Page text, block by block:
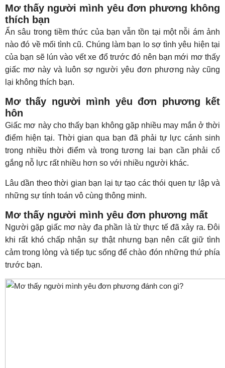
Mơ thấy người mình yêu đơn phương không
thích bạn
Ẩn sâu trong tiềm thức của bạn vẫn tồn tại một nỗi ám ảnh
nào đó về mối tình cũ. Chúng làm bạn lo sợ tình yêu hiện tại
của bạn sẽ lún vào vết xe đổ trước đó nên bạn mới mơ thấy
giấc mơ này và luôn sợ người yêu đơn phương này cũng
lại không thích bạn.
Mơ thấy người mình yêu đơn phương kết
hôn
Giấc mơ này cho thấy bạn không gặp nhiều may mắn ở thời
điểm hiện tại. Thời gian qua bạn đã phải tự lực cánh sinh
trong nhiều thời điểm và trong tương lai bạn cần phải cố
gắng nỗ lực rất nhiều hơn so với nhiều người khác.
Lâu dần theo thời gian bạn lại tự tạo các thói quen tự lập và
những sự tính toán vô cùng thông minh.
Mơ thấy người mình yêu đơn phương mất
Người gặp giấc mơ này đa phần là từ thực tế đã xảy ra. Đôi
khi rất khó chấp nhận sự thật nhưng bạn nên cất giữ tình
cảm trong lòng và tiếp tục sống để chào đón những thứ phía
trước bạn.